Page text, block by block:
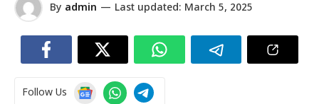
By admin — Last updated: March 5, 2025
Follow Us